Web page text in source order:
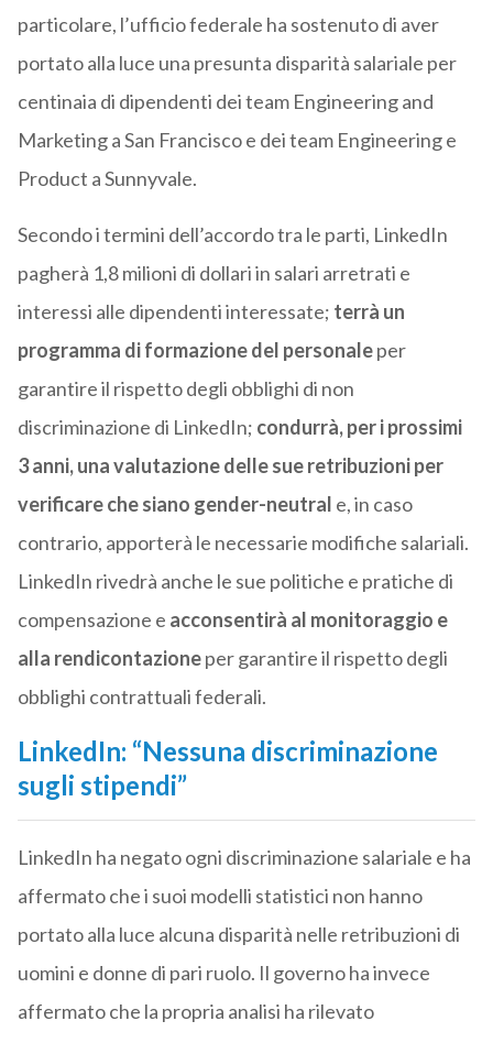
particolare, l’ufficio federale ha sostenuto di aver
portato alla luce una presunta disparità salariale per
centinaia di dipendenti dei team Engineering and
Marketing a San Francisco e dei team Engineering e
Product a Sunnyvale.
Secondo i termini dell’accordo tra le parti, LinkedIn
pagherà 1,8 milioni di dollari in salari arretrati e
interessi alle dipendenti interessate; terrà un
programma di formazione del personaleper
garantire il rispetto degli obblighi di non
discriminazione di LinkedIn; condurrà, per i prossimi
3 anni, una valutazione delle sue retribuzioni per
verificare che siano gender-neutral e, in caso
contrario, apporterà le necessarie modifiche salariali.
LinkedIn rivedrà anche le sue politiche e pratiche di
compensazione e acconsentirà al monitoraggio e
alla rendicontazioneper garantire il rispetto degli
obblighi contrattuali federali.
LinkedIn: “Nessuna discriminazione
sugli stipendi”
LinkedIn ha negato ogni discriminazione salariale e ha
affermato che i suoi modelli statistici non hanno
portato alla luce alcuna disparità nelle retribuzioni di
uomini e donne di pari ruolo. Il governo ha invece
affermato che la propria analisi ha rilevato